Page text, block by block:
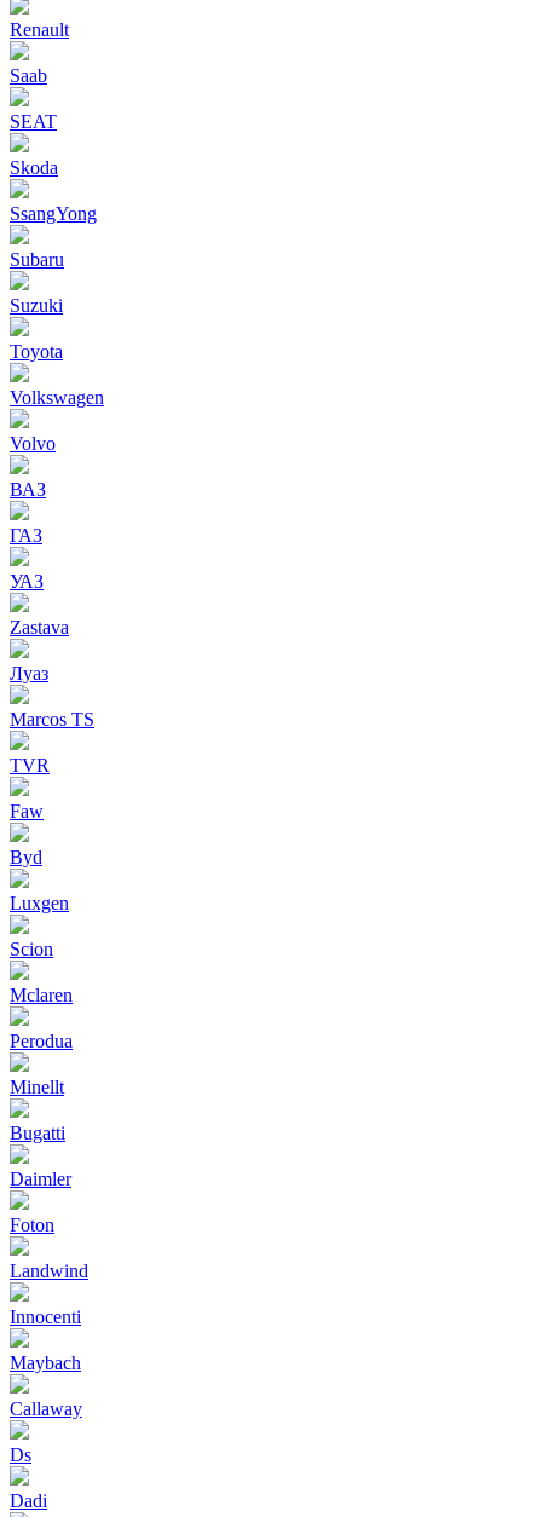
Renault
Saab
SEAT
Skoda
SsangYong
Subaru
Suzuki
Toyota
Volkswagen
Volvo
ВАЗ
ГАЗ
УАЗ
Zastava
Луаз
Marcos TS
TVR
Faw
Byd
Luxgen
Scion
Mclaren
Perodua
Minellt
Bugatti
Daimler
Foton
Landwind
Innocenti
Maybach
Callaway
Ds
Dadi